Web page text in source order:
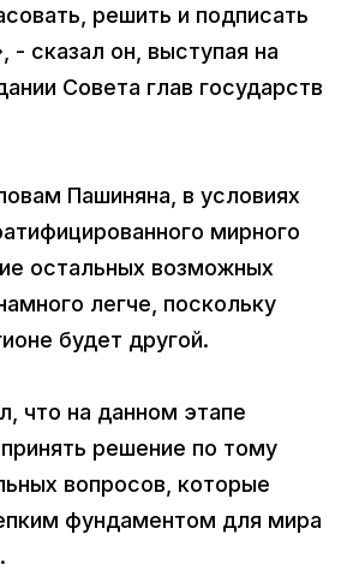
решить и подписать
- сказал он, выступая на
Совета глав государств
Пашиняна, в условиях
мирного
остальных возможных
легче, поскольку
будет другой.
что на данном этапе
решение по тому
вопросов, которые
фундаментом для мира